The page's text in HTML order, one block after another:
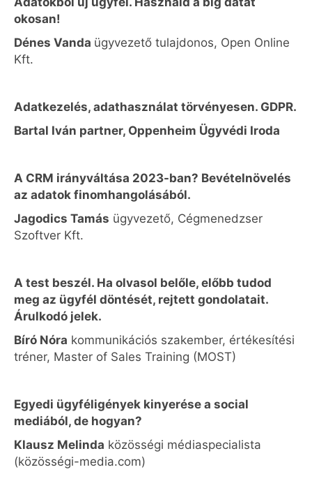
okosan!
Dénes Vanda ügyvezető tulajdonos, Open Online
Kft.
Adatkezelés, adathasználat törvényesen. GDPR.
Bartal Iván partner, Oppenheim Ügyvédi Iroda
A CRM irányváltása 2023-ban? Bevételnövelés
az adatok finomhangolásából.
Jagodics Tamás ügyvezető, Cégmenedzser
Szoftver Kft.
A test beszél. Ha olvasol belőle, előbb tudod
meg az ügyfél döntését, rejtett gondolatait.
Árulkodó jelek.
Bíró Nóra kommunikációs szakember, értékesítési
tréner, Master of Sales Training (MOST)
Egyedi ügyféligények kinyerése a social
mediából, de hogyan?
Klausz Melinda közösségi médiaspecialista
(közösségi-media.com)